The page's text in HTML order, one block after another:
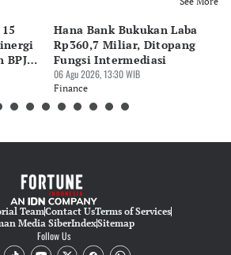
BPJS
Hana Bank Bukukan Laba
Rp360,7 Miliar, Ditopang
Fungsi Intermediasi
06 Agu 2026, 13:30 WIB
Finance
TeamContact UsTerms of Services
Media SiberIndexSitemap
Follow Us